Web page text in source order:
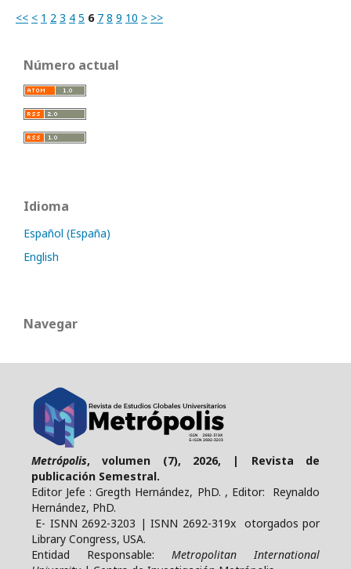
<< < 1 2 3 4 5 6 7 8 9 10 > >>
Número actual
Idioma
Español (España)
English
Navegar
Metrópolis, volumen (7), 2026, | Revista de
publicación Semestral.
Editor Jefe : Gregth Hernández, PhD. , Editor: Reynaldo
Hernández, PhD.
E- ISNN 2692-3203 | ISNN 2692-319x otorgados por
Library Congress, USA.
Entidad Responsable: Metropolitan International